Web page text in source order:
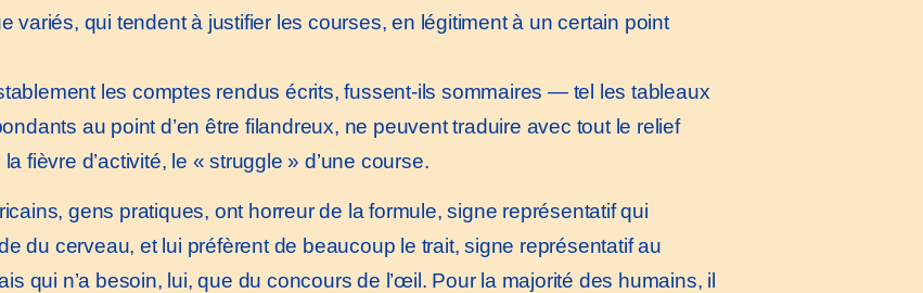
variés, qui tendent à justifier les courses, en légitiment à un certain point
les comptes rendus écrits, fussent-ils sommaires — tel les tableaux
au point d’en être filandreux, ne peuvent traduire avec tout le relief
fièvre d’activité, le « struggle » d’une course.
gens pratiques, ont horreur de la formule, signe représentatif qui
du cerveau, et lui préfèrent de beaucoup le trait, signe représentatif au
qui n’a besoin, lui, que du concours de l’œil. Pour la majorité des humains, il